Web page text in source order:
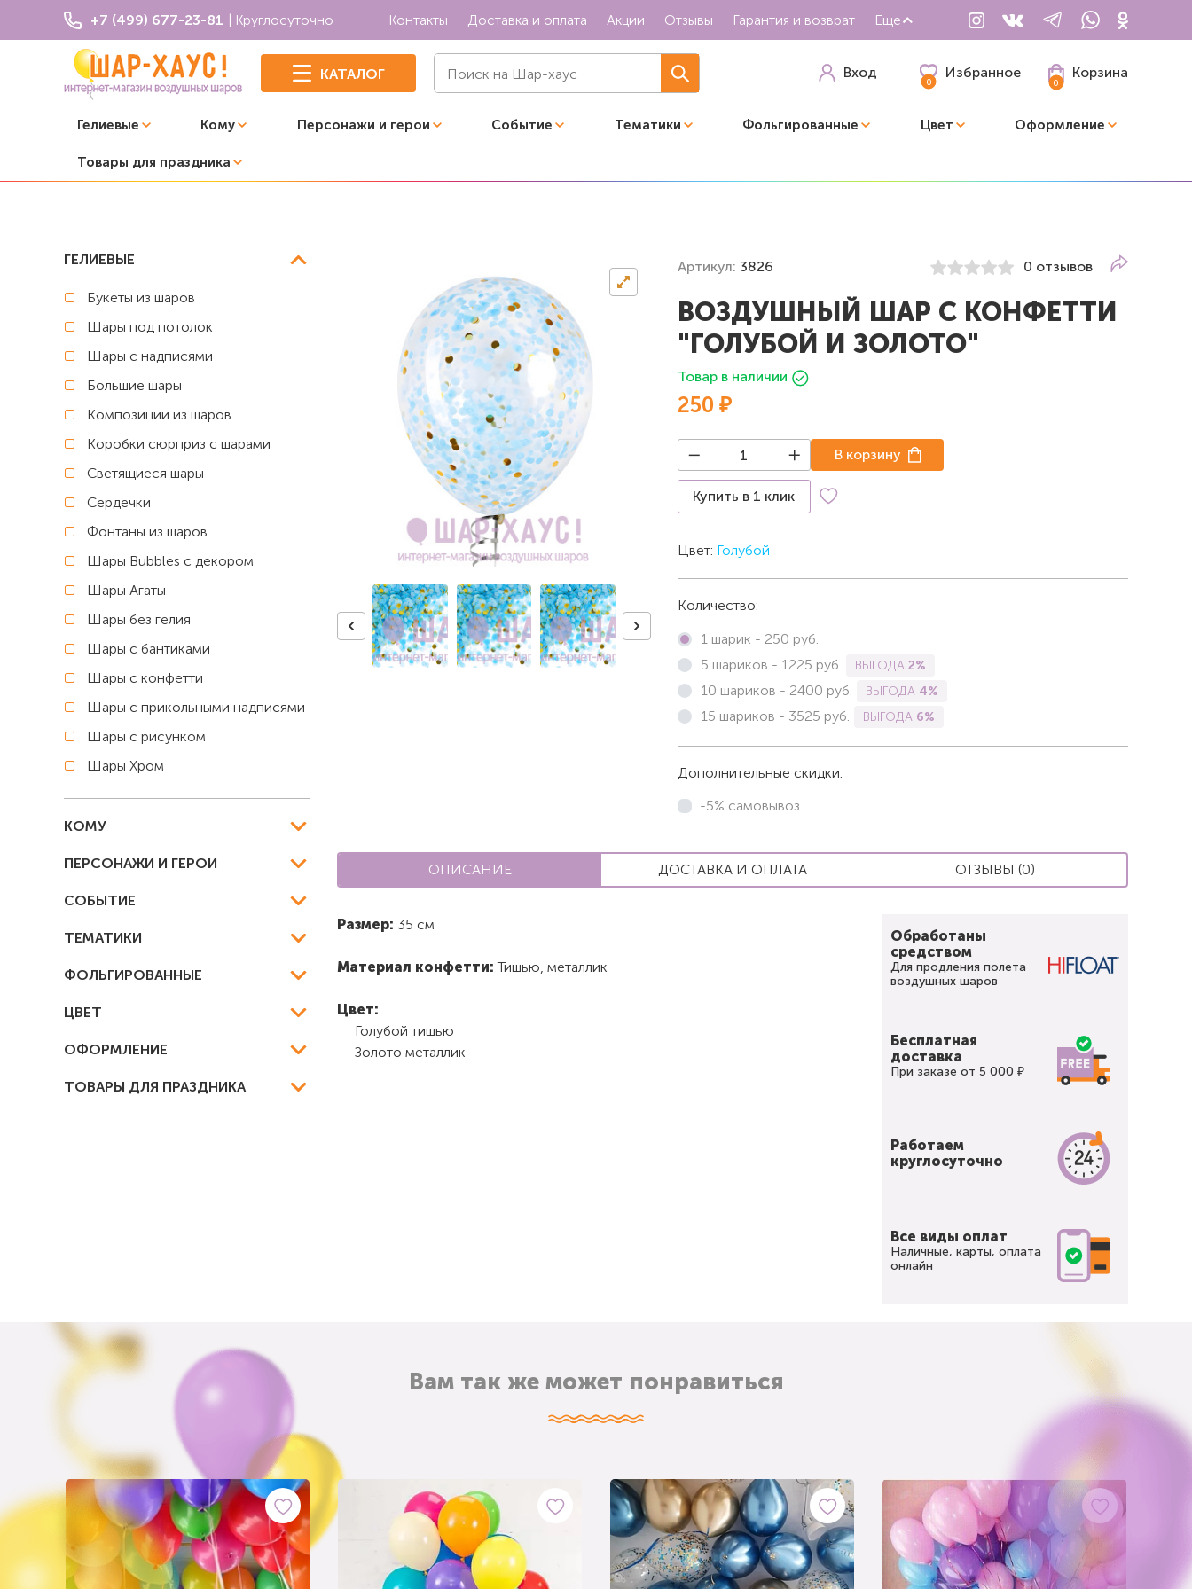
+7 (499) 677-23-81 | Круглосуточно Контакты Доставка и оплата Акции Отзывы Гарантия и возврат Еще
КАТАЛОГ Вход
0
Избранное
0
Корзина
Гелиевые Кому Персонажи и герои Событие Тематики Фольгированные Цвет Оформление
Товары для праздника
Шары с конфетти
ГЕЛИЕВЫЕ
Букеты из шаров
Шары под потолок
Шары с надписями
Большие шары
Композиции из шаров
Коробки сюрприз с шарами
Светящиеся шары
Сердечки
Фонтаны из шаров
Шары Bubbles с декором
Шары Агаты
Шары без гелия
Шары с бантиками
Шары с конфетти
Шары с прикольными надписями
Шары с рисунком
Шары Хром
КОМУ
ПЕРСОНАЖИ И ГЕРОИ
СОБЫТИЕ
ТЕМАТИКИ
ФОЛЬГИРОВАННЫЕ
ЦВЕТ
ОФОРМЛЕНИЕ
ТОВАРЫ ДЛЯ ПРАЗДНИКА
Артикул: 3826 0 отзывов
ВОЗДУШНЫЙ ШАР С КОНФЕТТИ
"ГОЛУБОЙ И ЗОЛОТО"
Товар в наличии
250 ₽
Купить в 1 клик
В корзину
Цвет: Голубой
Количество:
1 шарик - 250 руб.
5 шариков - 1225 руб. ВЫГОДА 2%
10 шариков - 2400 руб. ВЫГОДА 4%
15 шариков - 3525 руб. ВЫГОДА 6%
Дополнительные скидки:
-5% самовывоз
ОПИСАНИЕ ДОСТАВКА И ОПЛАТА ОТЗЫВЫ (0)
Размер: 35 см
Материал конфетти: Тишью, металлик
Цвет:
Голубой тишью
Золото металлик
Обработаны
средством
Для продления полета
воздушных шаров
Бесплатная
доставка
При заказе от 5 000 ₽
Работаем
круглосуточно
Все виды оплат
Наличные, карты, оплата
онлайн
Вам так же может понравиться